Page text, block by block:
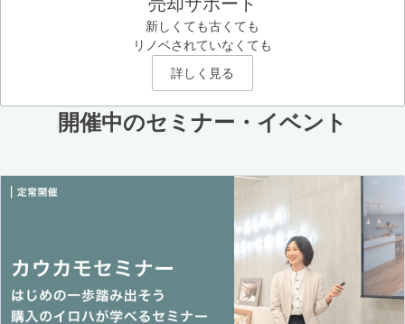
新しくても古くても
リノベされていなくても
詳しく見る
開催中のセミナー・イベント